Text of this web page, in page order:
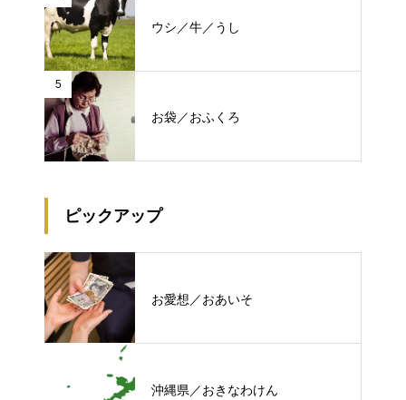
ウシ／牛／うし
5
お袋／おふくろ
ピックアップ
お愛想／おあいそ
沖縄県／おきなわけん